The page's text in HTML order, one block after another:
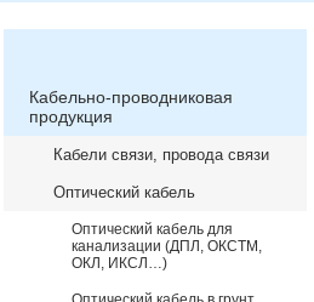
Кабельно-проводниковая
продукция
Кабели связи, провода связи
Оптический кабель
Оптический кабель для
канализации (ДПЛ, ОКСТМ,
ОКЛ, ИКСЛ…)